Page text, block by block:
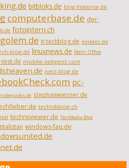
bitbloks.de blog.materna.de
computerbase.de der-
fotointern.ch
golem.de it-techblog.de iteratec.de
blog.de linuxnews.de Mein Office
test.de mobile-zeitgeist.com
netz-blog.de
pc-
stephanwiesner.de
technikblog.ch
techreviewer.de TenMedia Blog
windows-faq.de